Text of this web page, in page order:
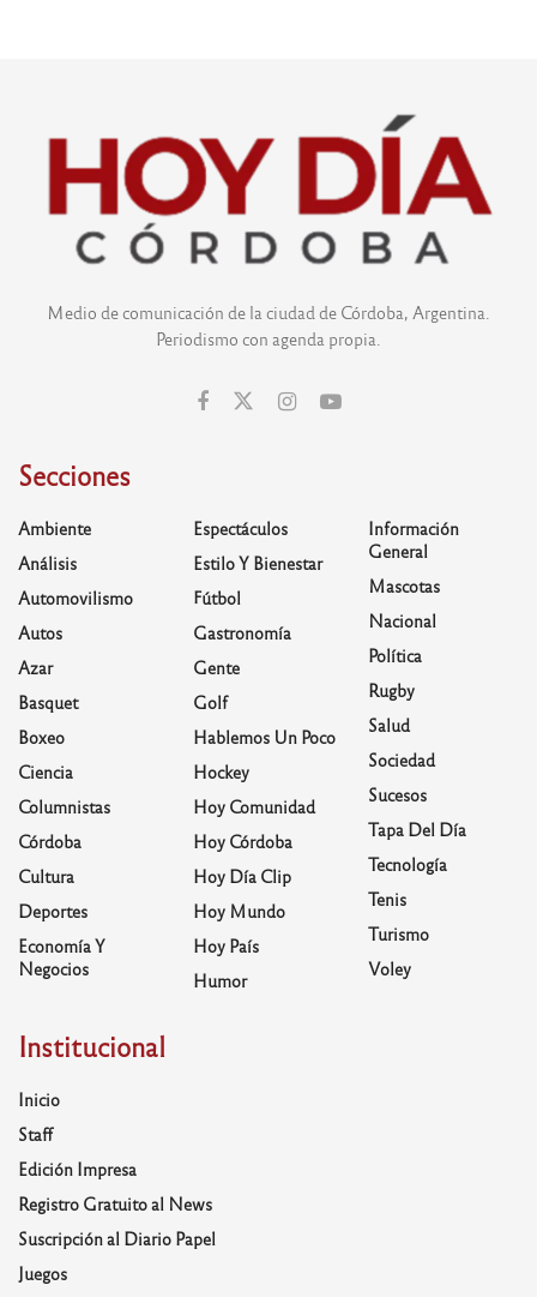
Medio de comunicación de la ciudad de Córdoba, Argentina.
Periodismo con agenda propia.
Secciones
Ambiente
Análisis
Automovilismo
Autos
Azar
Basquet
Boxeo
Ciencia
Columnistas
Córdoba
Cultura
Deportes
Economía Y
Negocios
Espectáculos
Estilo Y Bienestar
Fútbol
Gastronomía
Gente
Golf
Hablemos Un Poco
Hockey
Hoy Comunidad
Hoy Córdoba
Hoy Día Clip
Hoy Mundo
Hoy País
Humor
Información
General
Mascotas
Nacional
Política
Rugby
Salud
Sociedad
Sucesos
Tapa Del Día
Tecnología
Tenis
Turismo
Voley
Institucional
Inicio
Staff
Edición Impresa
Registro Gratuito al News
Suscripción al Diario Papel
Juegos